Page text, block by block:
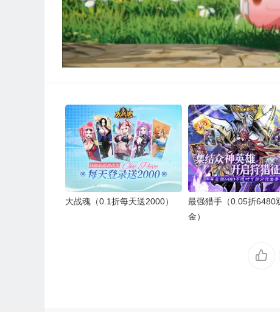
大战魂（0.1折每天送2000）
最强猎手（0.05折6480
金）